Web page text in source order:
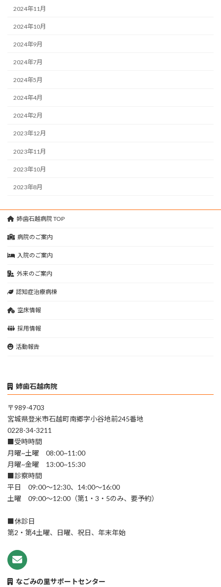
2024年11月
2024年10月
2024年9月
2024年7月
2024年5月
2024年4月
2024年2月
2023年12月
2023年11月
2023年10月
2023年8月
姉歯石越病院 TOP
病院のご案内
入院のご案内
外来のご案内
認知症治療病棟
空床情報
採用情報
活動報告
姉歯石越病院
〒989-4703
宮城県登米市石越町南郷字小谷地前245番地
0228-34-3211
■受時時間
月曜~土曜 08:00~11:00
月曜~金曜 13:00~15:30
■診察時間
平日 09:00～12:30、14:00～16:00
土曜 09:00～12:00（第1・3・5のみ、要予約）
■休診日
第2・第4土曜、日曜、祝日、年末年始
なごみの里サポートセンター